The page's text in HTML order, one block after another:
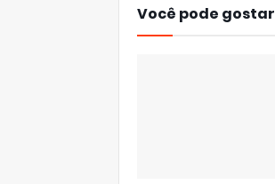
Você pode gostar